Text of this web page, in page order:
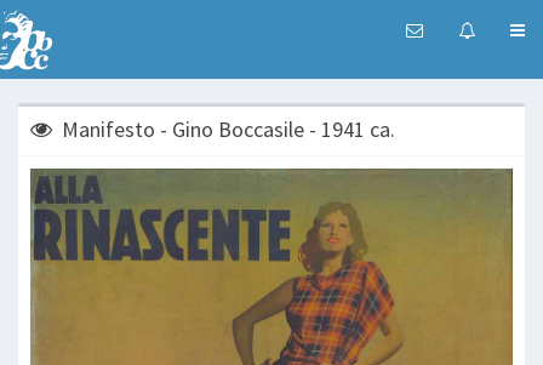
Manifesto - Gino Boccasile - 1941 ca.